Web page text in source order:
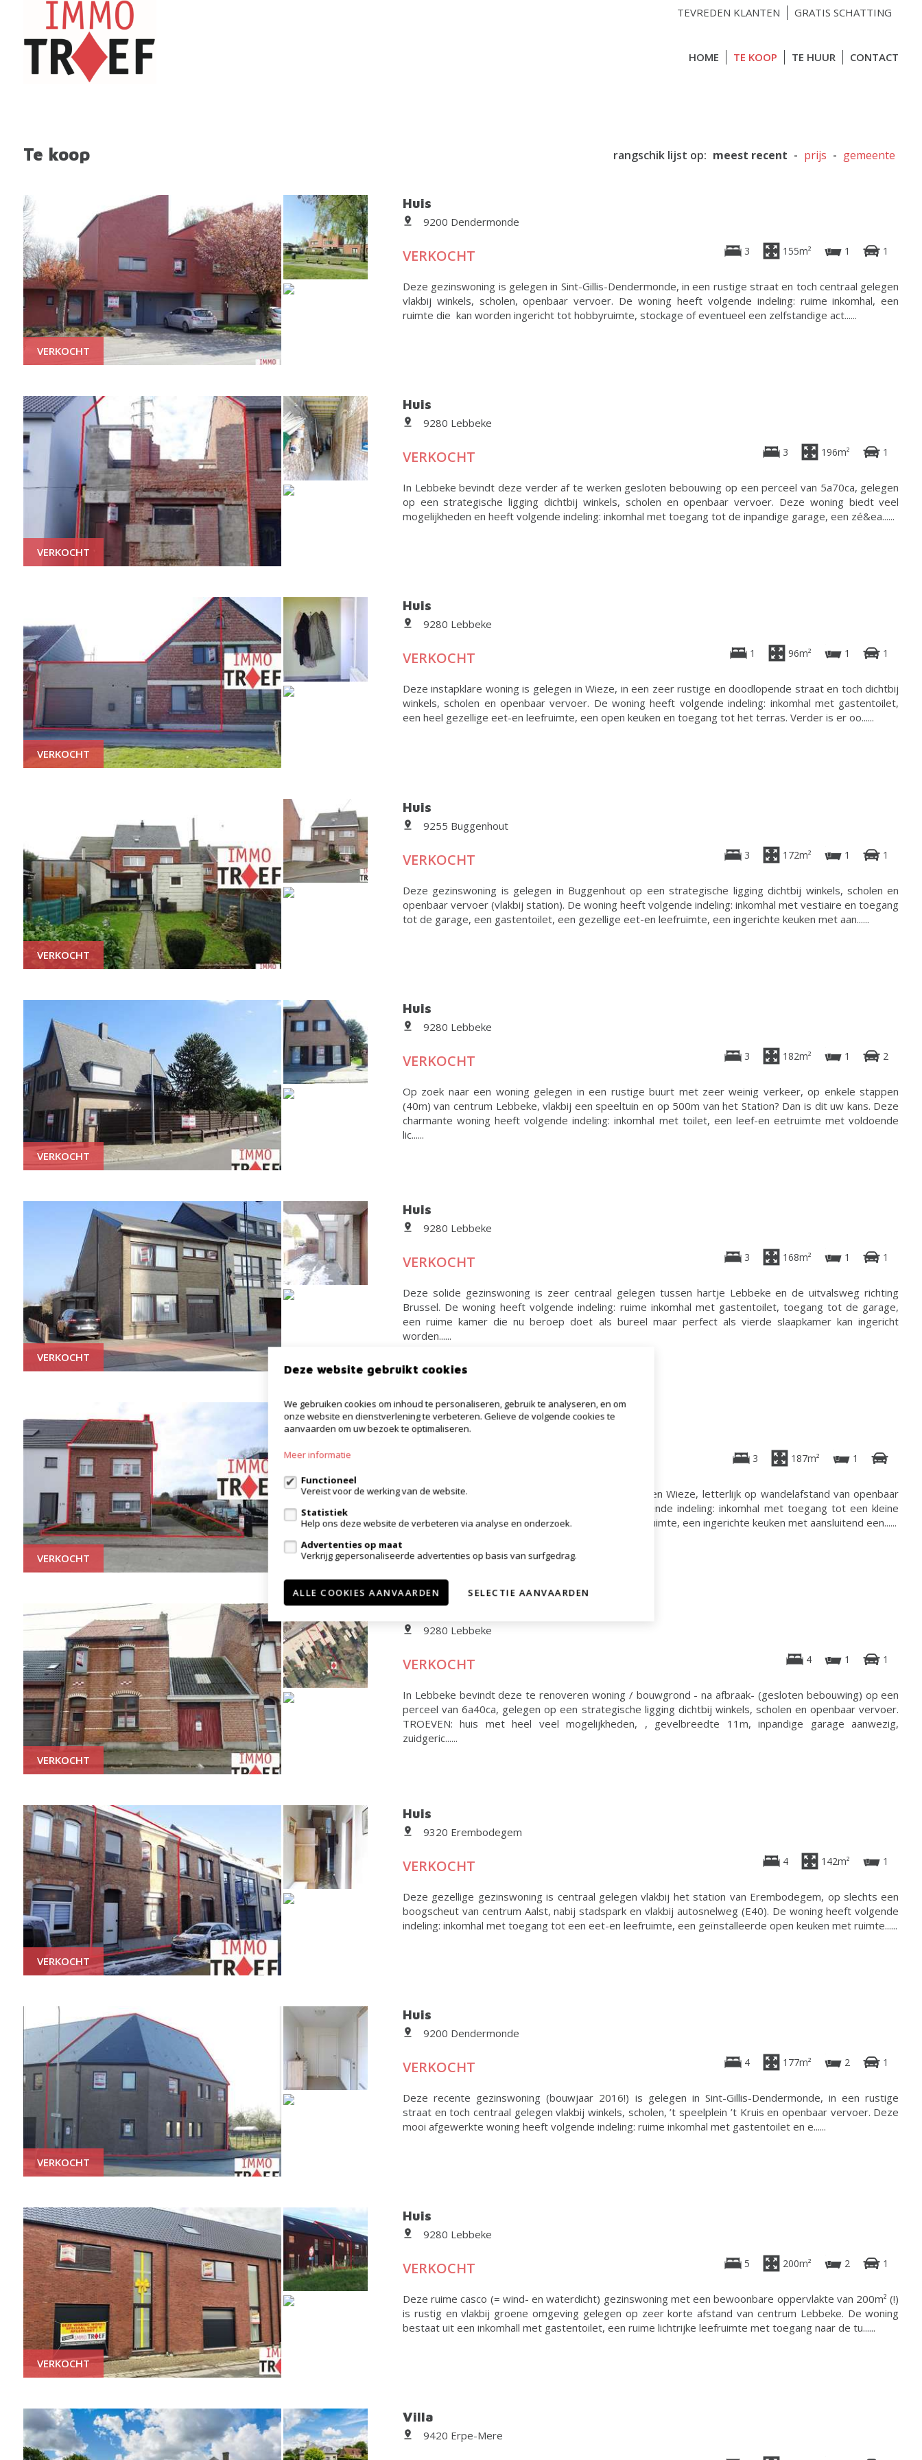
TEVREDEN KLANTEN GRATIS SCHATTING
HOME TE KOOP TE HUUR CONTACT
Te koop rangschik lijst op: meest recent - prijs - gemeente
VERKOCHT
Huis
9200 Dendermonde
VERKOCHT 3 155m² 1 1
Deze gezinswoning is gelegen in Sint-Gillis-Dendermonde, in een rustige straat en toch centraal gelegen
vlakbij winkels, scholen, openbaar vervoer. De woning heeft volgende indeling: ruime inkomhal, een
ruimte die kan worden ingericht tot hobbyruimte, stockage of eventueel een zelfstandige act......
VERKOCHT
Huis
9280 Lebbeke
VERKOCHT 3 196m² 1
In Lebbeke bevindt deze verder af te werken gesloten bebouwing op een perceel van 5a70ca, gelegen
op een strategische ligging dichtbij winkels, scholen en openbaar vervoer. Deze woning biedt veel
mogelijkheden en heeft volgende indeling: inkomhal met toegang tot de inpandige garage, een zé&ea......
VERKOCHT
Huis
9280 Lebbeke
VERKOCHT 1 96m² 1 1
Deze instapklare woning is gelegen in Wieze, in een zeer rustige en doodlopende straat en toch dichtbij
winkels, scholen en openbaar vervoer. De woning heeft volgende indeling: inkomhal met gastentoilet,
een heel gezellige eet-en leefruimte, een open keuken en toegang tot het terras. Verder is er oo......
VERKOCHT
Huis
9255 Buggenhout
VERKOCHT 3 172m² 1 1
Deze gezinswoning is gelegen in Buggenhout op een strategische ligging dichtbij winkels, scholen en
openbaar vervoer (vlakbij station). De woning heeft volgende indeling: inkomhal met vestiaire en toegang
tot de garage, een gastentoilet, een gezellige eet-en leefruimte, een ingerichte keuken met aan......
VERKOCHT
Huis
9280 Lebbeke
VERKOCHT 3 182m² 1 2
Op zoek naar een woning gelegen in een rustige buurt met zeer weinig verkeer, op enkele stappen
(40m) van centrum Lebbeke, vlakbij een speeltuin en op 500m van het Station? Dan is dit uw kans. Deze
charmante woning heeft volgende indeling: inkomhal met toilet, een leef-en eetruimte met voldoende
lic......
VERKOCHT
Huis
9280 Lebbeke
VERKOCHT 3 168m² 1 1
Deze solide gezinswoning is zeer centraal gelegen tussen hartje Lebbeke en de uitvalsweg richting
Brussel. De woning heeft volgende indeling: ruime inkomhal met gastentoilet, toegang tot de garage,
een ruime kamer die nu beroep doet als bureel maar perfect als vierde slaapkamer kan ingericht
worden......
VERKOCHT
Huis
9280 Lebbeke
3 187m² 1
Deze gezinswoning is gelegen tussen Denderbelle en Wieze, letterlijk op wandelafstand van openbaar
vervoer, scholen en winkels. De woning heeft volgende indeling: inkomhal met toegang tot een kleine
praktische kelder (droog), een gezellige eet-en leefruimte, een ingerichte keuken met aansluitend een......
VERKOCHT
Huis
9280 Lebbeke
VERKOCHT 4 1 1
In Lebbeke bevindt deze te renoveren woning / bouwgrond - na afbraak- (gesloten bebouwing) op een
perceel van 6a40ca, gelegen op een strategische ligging dichtbij winkels, scholen en openbaar vervoer.
TROEVEN: huis met heel veel mogelijkheden, , gevelbreedte 11m, inpandige garage aanwezig,
zuidgeric......
VERKOCHT
Huis
9320 Erembodegem
VERKOCHT 4 142m² 1
Deze gezellige gezinswoning is centraal gelegen vlakbij het station van Erembodegem, op slechts een
boogscheut van centrum Aalst, nabij stadspark en vlakbij autosnelweg (E40). De woning heeft volgende
indeling: inkomhal met toegang tot een eet-en leefruimte, een geïnstalleerde open keuken met ruimte......
VERKOCHT
Huis
9200 Dendermonde
VERKOCHT 4 177m² 2 1
Deze recente gezinswoning (bouwjaar 2016!) is gelegen in Sint-Gillis-Dendermonde, in een rustige
straat en toch centraal gelegen vlakbij winkels, scholen, ’t speelplein ’t Kruis en openbaar vervoer. Deze
mooi afgewerkte woning heeft volgende indeling: ruime inkomhal met gastentoilet en e......
VERKOCHT
Huis
9280 Lebbeke
VERKOCHT 5 200m² 2 1
Deze ruime casco (= wind- en waterdicht) gezinswoning met een bewoonbare oppervlakte van 200m² (!)
is rustig en vlakbij groene omgeving gelegen op zeer korte afstand van centrum Lebbeke. De woning
bestaat uit een inkomhall met gastentoilet, een ruime lichtrijke leefruimte met toegang naar de tu......
Villa
9420 Erpe-Mere
Deze website gebruikt cookies
We gebruiken cookies om inhoud te personaliseren, gebruik te analyseren, en om
onze website en dienstverlening te verbeteren. Gelieve de volgende cookies te
aanvaarden om uw bezoek te optimaliseren.
Meer informatie
Functioneel
Vereist voor de werking van de website.
Statistiek
Help ons deze website de verbeteren via analyse en onderzoek.
Advertenties op maat
Verkrijg gepersonaliseerde advertenties op basis van surfgedrag.
ALLE COOKIES AANVAARDEN SELECTIE AANVAARDEN